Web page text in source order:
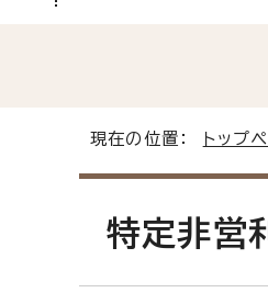
現在の位置： トップ
特定非営